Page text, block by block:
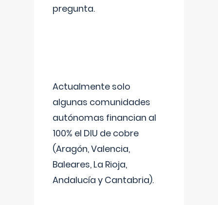
pregunta.
Actualmente solo
algunas comunidades
autónomas financian al
100% el DIU de cobre
(Aragón, Valencia,
Baleares, La Rioja,
Andalucía y Cantabria).